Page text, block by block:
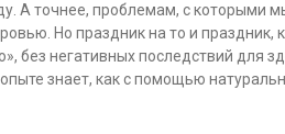
А точнее, проблемам, с которыми
Но праздник на то и праздник,
без негативных последствий для
знает, как с помощью